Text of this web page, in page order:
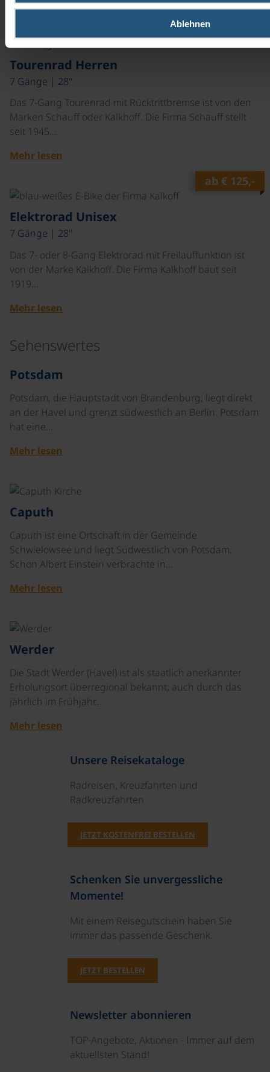
Ablehnen
Mehr lesen
Tourenrad Herren
7 Gänge | 28"
Das 7-Gang Tourenrad mit Rücktrittbremse ist von den
Marken Schauff oder Kalkhoff. Die Firma Schauff stellt
seit 1945…
Mehr lesen
ab € 125,-
Elektrorad Unisex
7 Gänge | 28"
Das 7- oder 8-Gang Elektrorad mit Freilauffunktion ist
von der Marke Kalkhoff. Die Firma Kalkhoff baut seit
1919…
Mehr lesen
Sehenswertes
Potsdam
Potsdam, die Hauptstadt von Brandenburg, liegt direkt
an der Havel und grenzt südwestlich an Berlin. Potsdam
hat eine…
Mehr lesen
Caputh
Caputh ist eine Ortschaft in der Gemeinde
Schwielowsee und liegt Südwestlich von Potsdam.
Schon Albert Einstein verbrachte in…
Mehr lesen
Werder
Die Stadt Werder (Havel) ist als staatlich anerkannter
Erholungsort überregional bekannt, auch durch das
jährlich im Frühjahr…
Mehr lesen
Unsere Reisekataloge
Radreisen, Kreuzfahrten und
Radkreuzfahrten
JETZT KOSTENFREI BESTELLEN
Schenken Sie unvergessliche
Momente!
Mit einem Reisegutschein haben Sie
immer das passende Geschenk.
JETZT BESTELLEN
Newsletter abonnieren
TOP-Angebote, Aktionen - Immer auf dem
aktuellsten Stand!